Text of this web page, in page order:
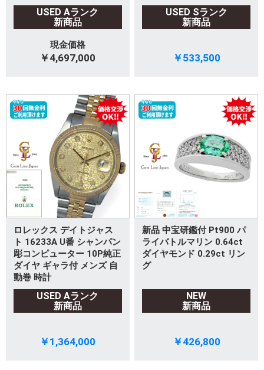
USED Aランク
新商品
現金価格
￥4,697,000
USED Sランク
新商品
￥533,500
ロレックス デイトジャス
ト 16233A U番 シャンパン
彫コンピューター 10P純正
ダイヤ ギャラ付 メンズ 自
動巻 時計
USED Aランク
新商品
￥1,364,000
新品 中宝研鑑付 Pt900 パ
ライバトルマリン 0.64ct
ダイヤモンド 0.29ct リン
グ
NEW
新商品
￥426,800